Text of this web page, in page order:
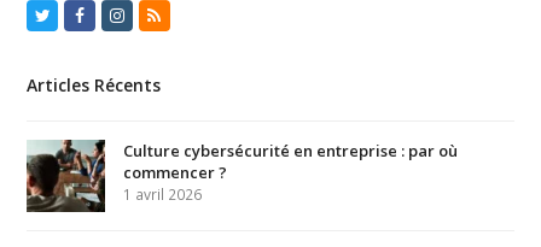
TwitterFacebook
Instagram
RSS
Articles Récents
Culture cybersécurité en entreprise : par où
commencer ?
1 avril 2026